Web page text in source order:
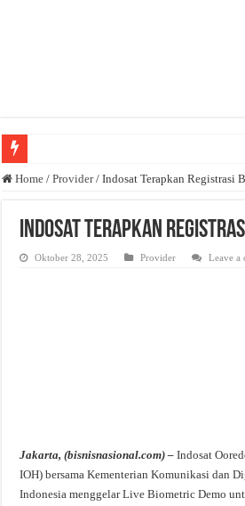
Anda butuh promosi usaha? Kontak ke Email
Dibutuhkan Marketing. Lamaran di-email ke
Home / Provider / Indosat Terapkan Registrasi
Indosat Terapkan
Oktober 28, 2025 Provider Leave a
Jakarta, (bisnisnasional.com) – Indosat
IOH) bersama Kementerian Komunikasi dan
Indonesia menggelar Live Biometric Demo